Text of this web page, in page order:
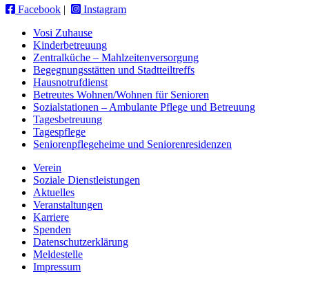
Facebook |
Instagram
Vosi Zuhause
Kinderbetreuung
Zentralküche – Mahlzeitenversorgung
Begegnungsstätten und Stadtteiltreffs
Hausnotrufdienst
Betreutes Wohnen/Wohnen für Senioren
Sozialstationen – Ambulante Pflege und Betreuung
Tagesbetreuung
Tagespflege
Seniorenpflegeheime und Seniorenresidenzen
Verein
Soziale Dienstleistungen
Aktuelles
Veranstaltungen
Karriere
Spenden
Datenschutzerklärung
Meldestelle
Impressum